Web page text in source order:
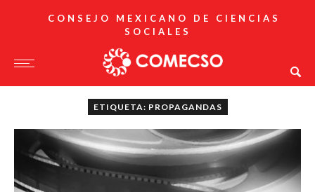
CONSEJO MEXICANO DE CIENCIAS
SOCIALES
ETIQUETA: PROPAGANDAS